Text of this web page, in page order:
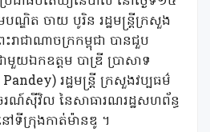
បណ្ឌិត ចាយ បូរិន រដ្ឋមន្ត្រីក្រសួង
រាជាណាចក្រកម្ពុជា បានជួប
ជាមួយឯកឧត្តម បាឌ្រី ប្រាសាទ
រដ្ឋមន្ត្រី ក្រសួងវប្បធម៌
ណ៍ស៊ីវិល នៃសាធារណរដ្ឋសហព័ន្ធ
ទីក្រុងកាត់ម៉ានឌូ ។